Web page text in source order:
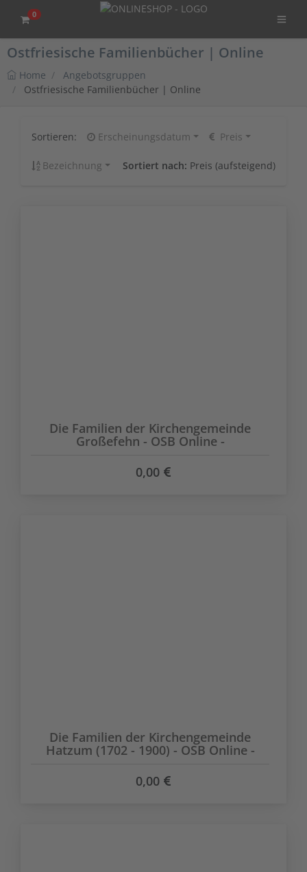
0
Ostfriesische Familienbücher | Online
Home
Angebotsgruppen
Ostfriesische Familienbücher | Online
Sortieren: Erscheinungsdatum Preis
Bezeichnung Sortiert nach: Preis (aufsteigend)
Die Familien der Kirchengemeinde
Großefehn - OSB Online -
0,00
Die Familien der Kirchengemeinde
Hatzum (1702 - 1900) - OSB Online -
0,00